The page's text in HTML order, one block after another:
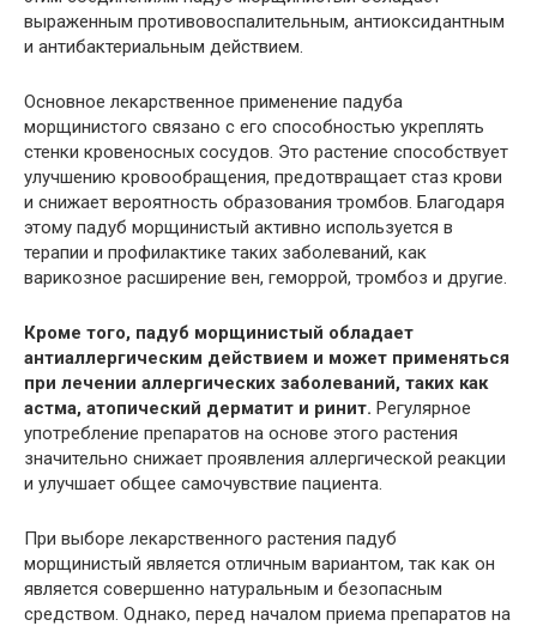
выраженным противовоспалительным, антиоксидантным
и антибактериальным действием.
Основное лекарственное применение падуба
морщинистого связано с его способностью укреплять
стенки кровеносных сосудов. Это растение способствует
улучшению кровообращения, предотвращает стаз крови
и снижает вероятность образования тромбов. Благодаря
этому падуб морщинистый активно используется в
терапии и профилактике таких заболеваний, как
варикозное расширение вен, геморрой, тромбоз и другие.
Кроме того, падуб морщинистый обладает
антиаллергическим действием и может применяться
при лечении аллергических заболеваний, таких как
астма, атопический дерматит и ринит. Регулярное
употребление препаратов на основе этого растения
значительно снижает проявления аллергической реакции
и улучшает общее самочувствие пациента.
При выборе лекарственного растения падуб
морщинистый является отличным вариантом, так как он
является совершенно натуральным и безопасным
средством. Однако, перед началом приема препаратов на